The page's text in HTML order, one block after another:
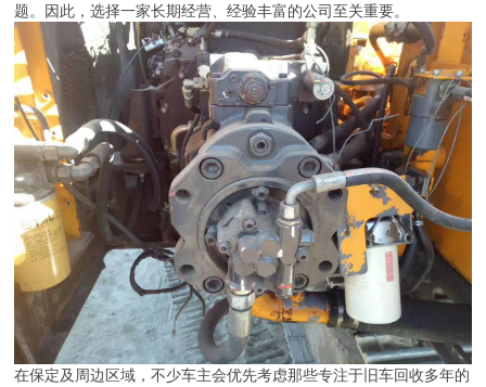
题。因此，选择一家长期经营、经验丰富的公司至关重要。
在保定及周边区域，不少车主会优先考虑那些专注于旧车回收多年的